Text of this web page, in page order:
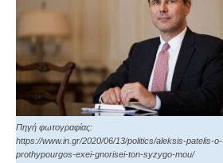
Πηγή φωτογραφίας:
https://www.in.gr/2020/06/13/politics/aleksis-patelis-o-
prothypourgos-exei-gnorisei-ton-syzygo-mou/